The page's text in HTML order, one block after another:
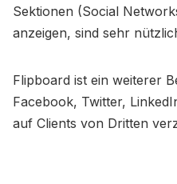
Sektionen (Social
anzeigen, sind sehr
Flipboard ist ein weiterer
Facebook, Twitter,
auf Clients von Dritten